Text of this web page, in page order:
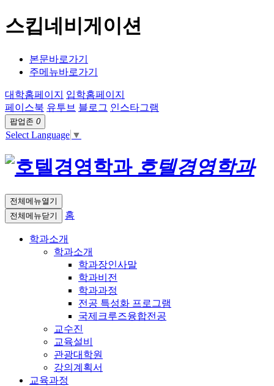
스킵네비게이션
본문바로가기
주메뉴바로가기
대학홈페이지
입학홈페이지
페이스북 유투브 블로그 인스타그램
팝업존 0
Select Language ▼
호텔경영학과
전체메뉴열기
전체메뉴닫기
홈
학과소개
학과소개
학과장인사말
학과비전
학과과정
전공 특성화 프로그램
국제크루즈융합전공
교수진
교육설비
관광대학원
강의계획서
교육과정